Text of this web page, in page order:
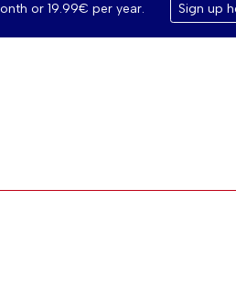
or 19.99€ per year. Sign up